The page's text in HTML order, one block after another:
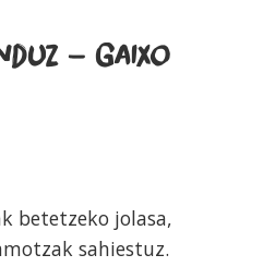
- Gaixo
betetzeko jolasa,
sahiestuz.